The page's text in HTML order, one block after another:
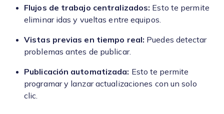
Flujos de trabajo centralizados: Esto te permite
eliminar idas y vueltas entre equipos.
Vistas previas en tiempo real: Puedes detectar
problemas antes de publicar.
Publicación automatizada: Esto te permite
programar y lanzar actualizaciones con un solo
clic.